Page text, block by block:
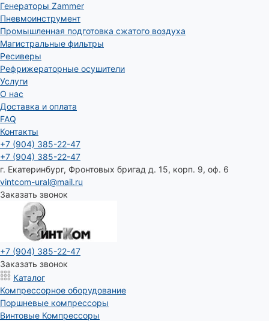
Генераторы Zammer
Пневмоинструмент
Промышленная подготовка сжатого воздуха
Магистральные фильтры
Ресиверы
Рефрижераторные осушители
Услуги
О нас
Доставка и оплата
FAQ
Контакты
+7 (904) 385-22-47
+7 (904) 385-22-47
г. Екатеринбург, Фронтовых бригад д. 15, корп. 9, оф. 6
vintcom-ural@mail.ru
Заказать звонок
+7 (904) 385-22-47
Заказать звонок
Каталог
Компрессорное оборудование
Поршневые компрессоры
Винтовые Компрессоры